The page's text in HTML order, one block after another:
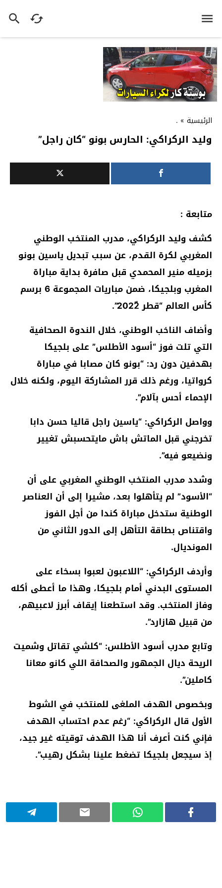
الرئيسية »
.
وليد الركراكي: الحارس بونو “كان راجل”
متابعة :
كشف وليد الركراكي، مدرب المنتخب الوطني
المغربي لكرة القدم، عن سبب تبديل ياسين بونو
بزميله منير المحمدي قبل صافرة بداية مباراة
المغرب وبلجيكا، ضمن مباريات المجموعة 6 برسم
كأس العالم “قطر 2022ّ”.
وأضاف الناخب الوطني، خلال الندوة الصحافية
التي تلت فوز “أسود الأطلس” على بلجيكا
بهدفين دون رد: “بونو كان مصابا في مباراة
كرواتيا، ورغم ذلك قرر المشاركة اليوم، ولكنه خلال
الإحماء أحس بآلام”.
وواصل الركراكي: “ياسين راجل قاليا حسن دابا
تخرجني قبل الماتش باش مايتحسبش تغيير
ونضيعو فيه”.
وشدد مدرب المنتخب الوطني المغربي على أن
“الأسود” لم يتأهلوا بعد، مشيرا إلى أن العناصر
الوطنية ستدخل مباراة كندا من أجل الفوز
واقتناص بطاقة التأهل إلى الدور الثاني من
المونديال.
وأردف الركراكي: “اللاعبون لعبوا بسخاء على
المستوى البدني أمام بلجيكا، وهذا ما أعطى أكله
وفاز المنتخب. وقد استطعنا إيقاف أبرز لاعبيهم،
من قبيل هازارد”.
وتابع مدرب أسود الأطلس: “كلشي تقاتل وشميت
الريحة ديال الجمهور والصحافة اللي كانو معانا
كاملين”.
وبخصوص الهدف الملغى للمنتخب في الشوط
الأول قال الركراكي: “رغم عدم احتساب الهدف
فإني كنت أعرف أنا هذا الهدف توقيته غير جيد،
إذ سيجعل بلجيكا تضغط علينا بشكل رهيب”.